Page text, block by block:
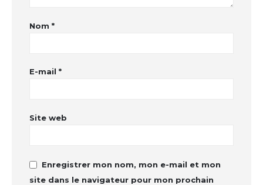
Nom *
E-mail *
Site web
Enregistrer mon nom, mon e-mail et mon
site dans le navigateur pour mon prochain